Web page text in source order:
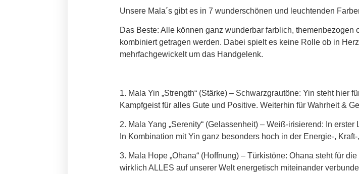
Unsere Mala´s gibt es in 7 wunderschönen und leuchtenden
Das Beste: Alle können ganz wunderbar farblich,
kombiniert getragen werden. Dabei spielt es keine Rolle ob in
mehrfachgewickelt um das Handgelenk.
1. Mala Yin „Strength“ (Stärke) – Schwarzgrautöne: Yin steht hier
Kampfgeist für alles Gute und Positive. Weiterhin für Wahrheit &
2. Mala Yang „Serenity“ (Gelassenheit) – Weiß-irisierend: In erster
In Kombination mit Yin ganz besonders hoch in der Energie-,
3. Mala Hope „Ohana“ (Hoffnung) – Türkistöne: Ohana steht für
wirklich ALLES auf unserer Welt energetisch miteinander